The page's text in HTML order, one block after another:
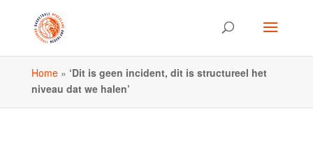
Home» ‘Dit is geen incident, dit is structureel het
niveau dat we halen’